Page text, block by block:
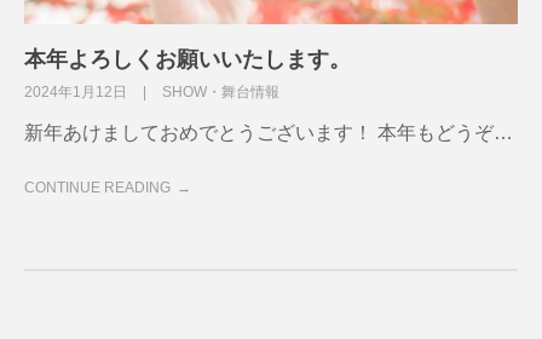
本年よろしくお願いいたします。
2024年1月12日 SHOW・舞台情報
新年あけましておめでとうございます！ 本年もどうぞ…
CONTINUE READING